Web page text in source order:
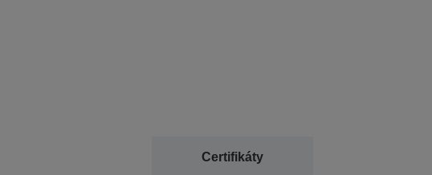
Certifikáty